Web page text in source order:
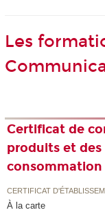
Les
Certificat de
produits et des
consommation
CERTIFICAT
À la carte